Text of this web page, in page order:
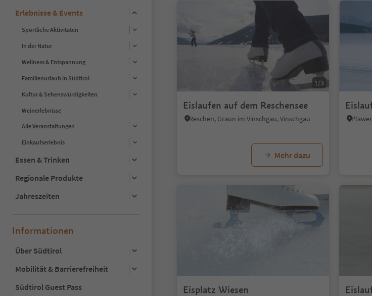
Erlebnisse & Events
Sportliche Aktivitäten
In der Natur
Wellness & Entspannung
Familienurlaub in Südtirol
Kultur & Sehenswürdigkeiten
Weinerlebnisse
Alle Veranstaltungen
Einkaufserlebnis
Essen & Trinken
Regionale Produkte
Jahreszeiten
Informationen
Über Südtirol
Mobilität & Barrierefreiheit
Südtirol Guest Pass
1/3
Eislaufen auf dem Reschensee
Reschen, Graun im Vinschgau, Vinschgau
Mehr dazu
Eisplatz Wiesen